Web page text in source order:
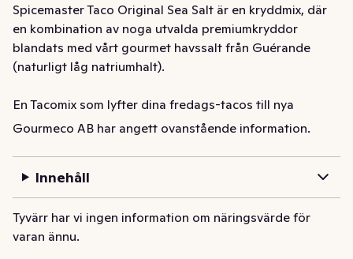
Spicemaster Taco Original Sea Salt är en kryddmix, där
en kombination av noga utvalda premiumkryddor
blandats med vårt gourmet havssalt från Guérande
(naturligt låg natriumhalt).
En Tacomix som lyfter dina fredags-tacos till nya
kulinariska höjder. Kan användas till både köttfärs och
Gourmeco AB har angett ovanstående information.
Innehåll
Tyvärr har vi ingen information om näringsvärde för
varan ännu.